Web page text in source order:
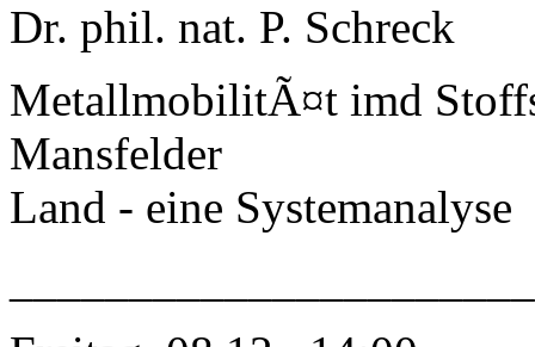
Dr. phil. nat. P. Schreck
MetallmobilitÃ¤t imd
Mansfelder
Land - eine Systemanalyse